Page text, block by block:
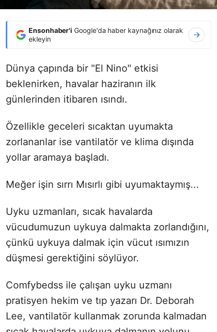
Ensonhaber'i Google'da haber kaynağınız olarak
ekleyin
Dünya çapında bir "El Nino" etkisi
beklenirken, havalar haziranın ilk
günlerinden itibaren ısındı.
Özellikle geceleri sıcaktan uyumakta
zorlananlar ise vantilatör ve klima dışında
yollar aramaya başladı.
Meğer işin sırrı Mısırlı gibi uyumaktaymış...
Uyku uzmanları, sıcak havalarda
vücudumuzun uykuya dalmakta zorlandığını,
çünkü uykuya dalmak için vücut ısımızın
düşmesi gerektiğini söylüyor.
Comfybedss ile çalışan uyku uzmanı
pratisyen hekim ve tıp yazarı Dr. Deborah
Lee, vantilatör kullanmak zorunda kalmadan